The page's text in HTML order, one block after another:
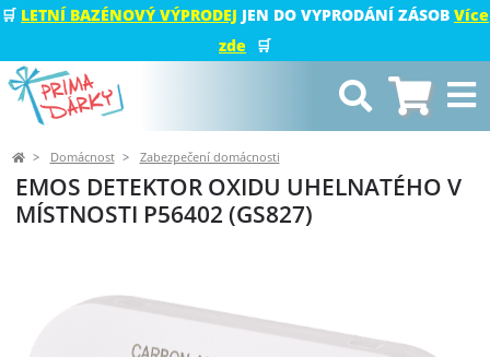
🛒 LETNÍ BAZÉNOVÝ VÝPRODEJ JEN DO VYPRODÁNÍ ZÁSOB Více
zde
🛒
Domácnost Zabezpečení domácnosti
EMOS DETEKTOR OXIDU UHELNATÉHO V
MÍSTNOSTI P56402 (GS827)